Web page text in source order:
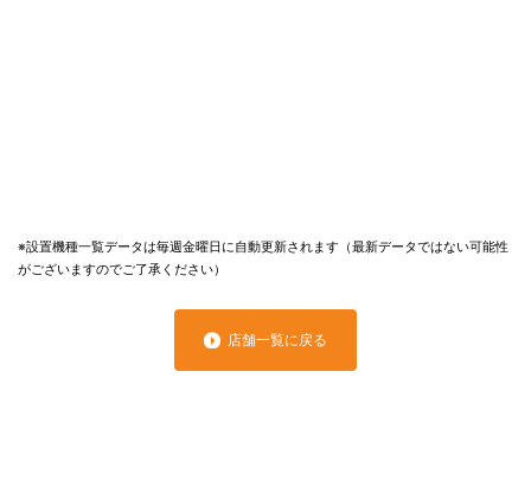
※設置機種一覧データは毎週金曜日に自動更新されます（最新データではない可能性
がございますのでご了承ください）
店舗一覧に戻る